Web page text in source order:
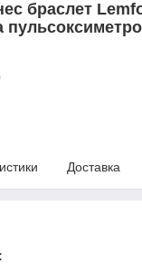
браслет
Доставка